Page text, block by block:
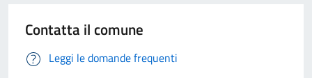
Contatta il comune
Leggi le domande frequenti